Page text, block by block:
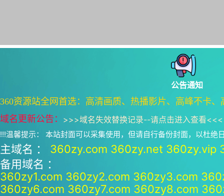
公告通知
360资源站全网首选：高清画质、热播影片、高峰不卡
域名更新公告： >>>域名失效替换记录--请点击进入查看<<<
!!!温馨提示： 本站封面可以采集使用，但请自行备份封面，以杜绝
主域名 ： 360zy.com 360zy.net 360zy.vip
备用域名 ：
360zy1.com 360zy2.com 360zy3.com
360zy6.com 360zy7.com 360zy8.com